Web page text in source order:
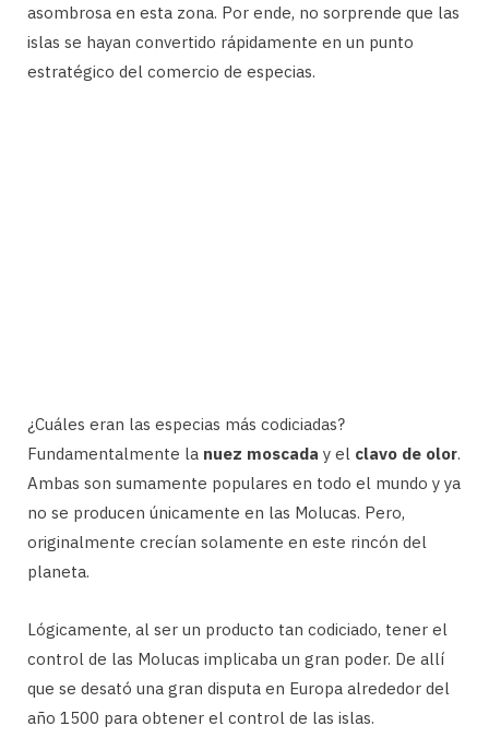
asombrosa en esta zona. Por ende, no sorprende que las
islas se hayan convertido rápidamente en un punto
estratégico del comercio de especias.
¿Cuáles eran las especias más codiciadas?
Fundamentalmente la nuez moscada y el clavo de olor.
Ambas son sumamente populares en todo el mundo y ya
no se producen únicamente en las Molucas. Pero,
originalmente crecían solamente en este rincón del
planeta.
Lógicamente, al ser un producto tan codiciado, tener el
control de las Molucas implicaba un gran poder. De allí
que se desató una gran disputa en Europa alrededor del
año 1500 para obtener el control de las islas.